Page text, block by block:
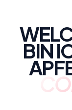
BIN